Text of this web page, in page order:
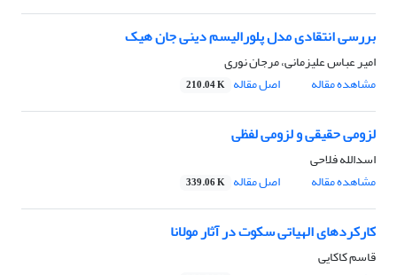
بررسی انتقادی مدل پلورالیسم دینی جان هیک
امیر عباس علیزمانی، مرجان نوری
مشاهده مقاله
اصل مقاله 210.04 K
لزومی حقیقی و لزومی لفظی
اسدالله فلاحی
مشاهده مقاله
اصل مقاله 339.06 K
کارکردهای الهیاتی سکوت در آثار مولانا
قاسم کاکایی